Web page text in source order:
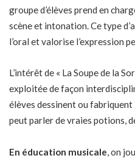
groupe d’élèves prend en
scène et intonation. Ce type
l’oral et valorise l’expression
L’intérêt de « La Soupe de la
exploitée de façon
élèves dessinent ou fabriquent
peut parler de vraies potions,
En éducation musicale, on